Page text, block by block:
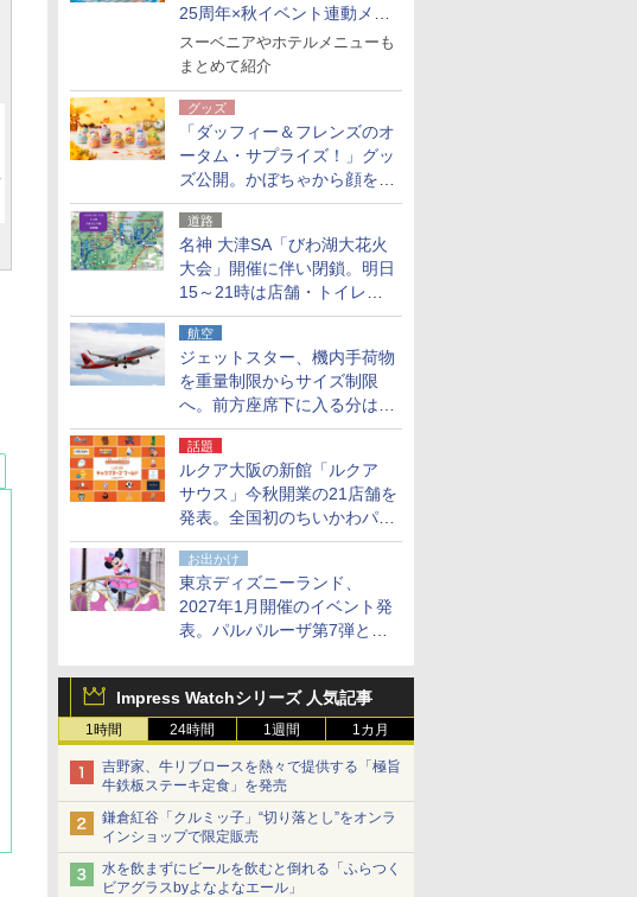
25周年×秋イベント連動メニ
ュー
スーベニアやホテルメニューも
まとめて紹介
グッズ
「ダッフィー＆フレンズのオ
ータム・サプライズ！」グッ
ズ公開。かぼちゃから顔をの
ぞかせたぬいぐるみチャーム
ほか
道路
名神 大津SA「びわ湖大花火
大会」開催に伴い閉鎖。明日
15～21時は店舗・トイレ・
駐車場の利用不可
航空
ジェットスター、機内手荷物
を重量制限からサイズ制限
へ。前方座席下に入る分はす
べての運賃で無料に
話題
ルクア大阪の新館「ルクア
サウス」今秋開業の21店舗を
発表。全国初のちいかわパー
クストア/サンリオ新業態1号
店など
お出かけ
東京ディズニーランド、
2027年1月開催のイベント発
表。パルパルーザ第7弾とし
ド」を再演
Impress Watchシリーズ 人気記事
1時間 24時間 1週間 1カ月
吉野家、牛リブロースを熱々で提供する「極旨
牛鉄板ステーキ定食」を発売
鎌倉紅谷「クルミッ子」“切り落とし”をオンラ
インショップで限定販売
水を飲まずにビールを飲むと倒れる「ふらつく
ビアグラスbyよなよなエール」